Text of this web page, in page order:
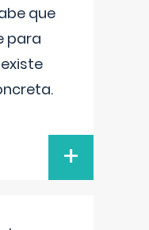
que
para
+